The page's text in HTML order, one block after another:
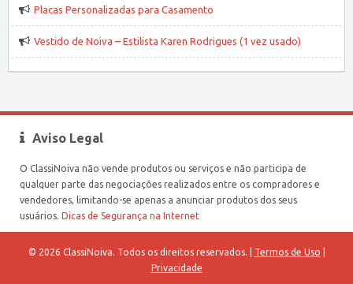
Placas Personalizadas para Casamento
Vestido de Noiva – Estilista Karen Rodrigues (1 vez usado)
Aviso Legal
O ClassiNoiva não vende produtos ou serviços e não participa de
qualquer parte das negociações realizados entre os compradores e
vendedores, limitando-se apenas a anunciar produtos dos seus
usuários. Dicas de Segurança na Internet
© 2026 ClassiNoiva. Todos os direitos reservados. | Termos de Uso
Privacidade